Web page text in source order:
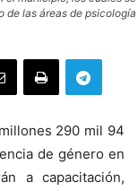
de las áreas de psicología
290 mil 94
de género en
a capacitación,